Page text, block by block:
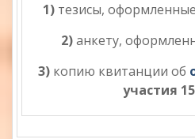
1) тезисы, оформленные
2)анкету,
3) копию квитанции об
участия